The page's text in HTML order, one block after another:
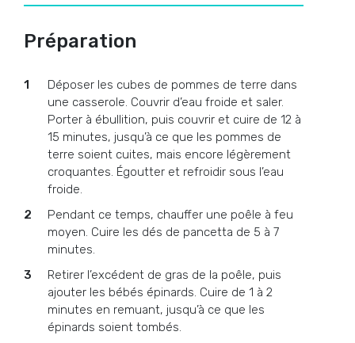
Préparation
Déposer les cubes de pommes de terre dans
une casserole. Couvrir d’eau froide et saler.
Porter à ébullition, puis couvrir et cuire de 12 à
15 minutes, jusqu’à ce que les pommes de
terre soient cuites, mais encore légèrement
croquantes. Égoutter et refroidir sous l’eau
froide.
Pendant ce temps, chauffer une poêle à feu
moyen. Cuire les dés de pancetta de 5 à 7
minutes.
Retirer l’excédent de gras de la poêle, puis
ajouter les bébés épinards. Cuire de 1 à 2
minutes en remuant, jusqu’à ce que les
épinards soient tombés.